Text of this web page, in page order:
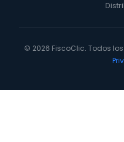
© 2026 FiscoClic. Todos